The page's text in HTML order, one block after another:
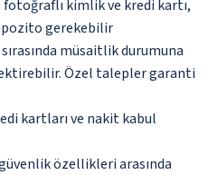
kimlik ve kredi kartı,
gerekebilir
müsaitlik durumuna
Özel talepler garanti
kartları ve nakit kabul
özellikleri arasında